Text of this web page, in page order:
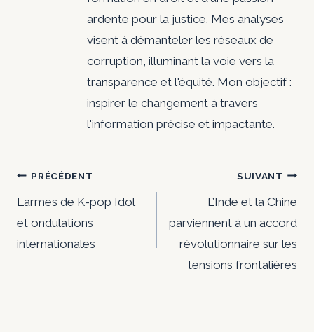
ardente pour la justice. Mes analyses
visent à démanteler les réseaux de
corruption, illuminant la voie vers la
transparence et l'équité. Mon objectif :
inspirer le changement à travers
l'information précise et impactante.
Navigation
de
l’article
PRÉCÉDENT
Larmes de K-pop Idol
et ondulations
internationales
SUIVANT
L’Inde et la Chine
parviennent à un accord
révolutionnaire sur les
tensions frontalières